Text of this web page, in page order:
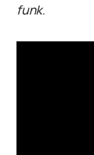
funk.